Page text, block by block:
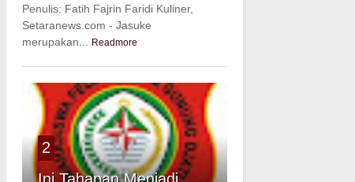
Penulis: Fatih Fajrin Faridi Kuliner,
Setaranews.com - Jasuke
merupakan...
Readmore
2